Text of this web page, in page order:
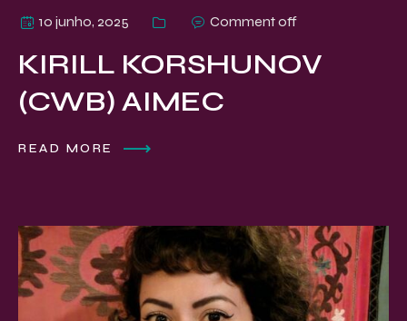
10 junho, 2025 Comment off
KIRILL KORSHUNOV
(CWB) AIMEC
READ MORE